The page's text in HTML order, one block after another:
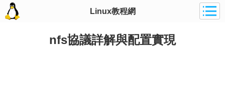
Linux教程網
nfs協議詳解與配置實現